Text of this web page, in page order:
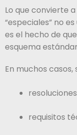
Lo que convierte
“especiales” no
es el hecho de
esquema
En muchos casos,
requisitos